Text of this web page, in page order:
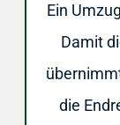
Ein
Damit
die